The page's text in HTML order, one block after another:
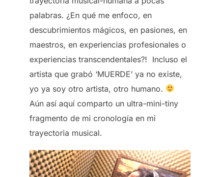
palabras. ¿En qué me enfoco, en
descubrimientos mágicos, en pasiones, en
maestros, en experiencias profesionales o
experiencias transcendentales?! Incluso el
artista que grabó ‘MUERDE’ ya no existe,
yo ya soy otro artista, otro humano.
Aún así aquí comparto un ultra-mini-tiny
fragmento de mi cronología en mi
trayectoria musical.